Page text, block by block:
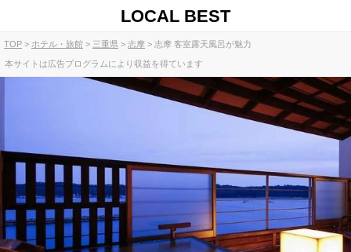
LOCAL BEST
TOP ホテル・旅館 三重県 志摩 志摩 客室露天風呂が魅力
本サイトは広告プログラムにより収益を得ています